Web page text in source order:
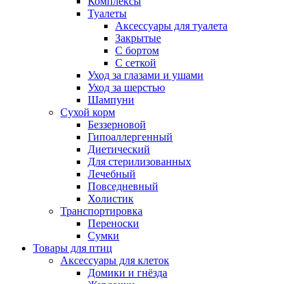
Туалеты
Аксессуары для туалета
Закрытые
С бортом
С сеткой
Уход за глазами и ушами
Уход за шерстью
Шампуни
Сухой корм
Беззерновой
Гипоаллергенный
Диетический
Для стерилизованных
Лечебный
Повседневный
Холистик
Транспортировка
Переноски
Сумки
Товары для птиц
Аксессуары для клеток
Домики и гнёзда